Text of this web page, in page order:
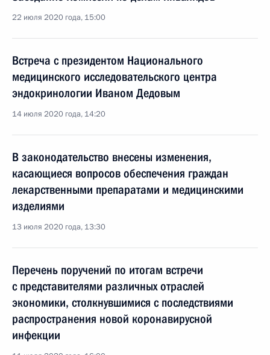
22 июля 2020 года, 15:00
Встреча с президентом Национального
медицинского исследовательского центра
эндокринологии Иваном Дедовым
14 июля 2020 года, 14:20
В законодательство внесены изменения,
касающиеся вопросов обеспечения граждан
лекарственными препаратами и медицинскими
изделиями
13 июля 2020 года, 13:30
Перечень поручений по итогам встречи
с представителями различных отраслей
экономики, столкнувшимися с последствиями
распространения новой коронавирусной
инфекции